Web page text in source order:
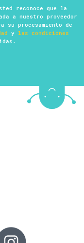
reconoce que la
a nuestro proveedor
su procesamiento de
y las condiciones